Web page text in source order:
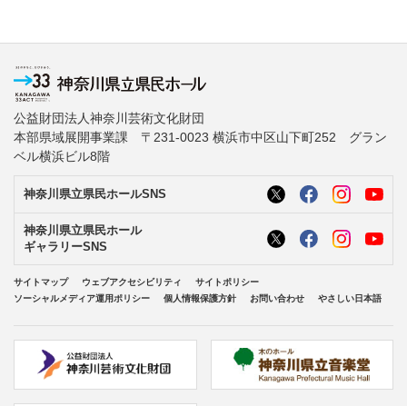
公益財団法人神奈川芸術文化財団
本部県域展開事業課 〒231-0023 横浜市中区山下町252 グラン
ベル横浜ビル8階
神奈川県立県民ホールSNS
神奈川県立県民ホール
ギャラリーSNS
サイトマップ ウェブアクセシビリティ
サイトポリシー
ソーシャルメディア運用ポリシー
個人情報保護方針 お問い合わせ やさしい日本語